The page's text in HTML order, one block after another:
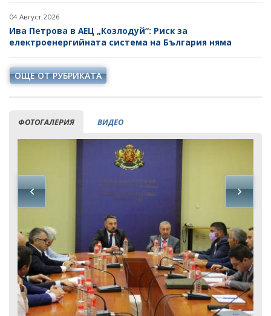
04 Август 2026
Ива Петрова в АЕЦ „Козлодуй“: Риск за
електроенергийната система на България няма
ОЩЕ ОТ РУБРИКАТА
ФОТОГАЛЕРИЯ ВИДЕО